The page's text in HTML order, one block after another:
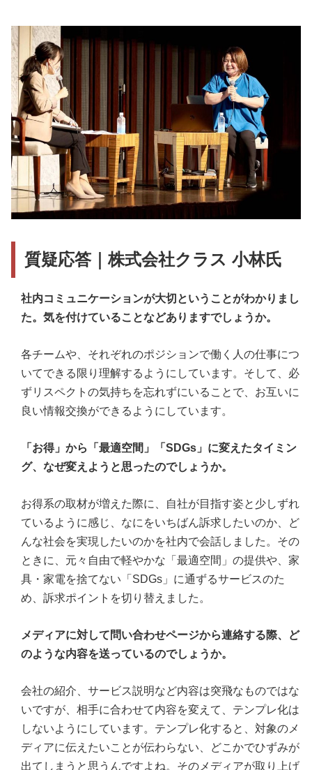
質疑応答｜株式会社クラス 小林氏
社内コミュニケーションが大切ということがわかりまし
た。気を付けていることなどありますでしょうか。
各チームや、それぞれのポジションで働く人の仕事につ
いてできる限り理解するようにしています。そして、必
ずリスペクトの気持ちを忘れずにいることで、お互いに
良い情報交換ができるようにしています。
「お得」から「最適空間」「SDGs」に変えたタイミン
グ、なぜ変えようと思ったのでしょうか。
お得系の取材が増えた際に、自社が目指す姿と少しずれ
ているように感じ、なにをいちばん訴求したいのか、ど
んな社会を実現したいのかを社内で会話しました。その
ときに、元々自由で軽やかな「最適空間」の提供や、家
具・家電を捨てない「SDGs」に通ずるサービスのた
め、訴求ポイントを切り替えました。
メディアに対して問い合わせページから連絡する際、ど
のような内容を送っているのでしょうか。
会社の紹介、サービス説明など内容は突飛なものではな
いですが、相手に合わせて内容を変えて、テンプレ化は
しないようにしています。テンプレ化すると、対象のメ
ディアに伝えたいことが伝わらない、どこかでひずみが
出てしまうと思うんですよね。そのメディアが取り上げ